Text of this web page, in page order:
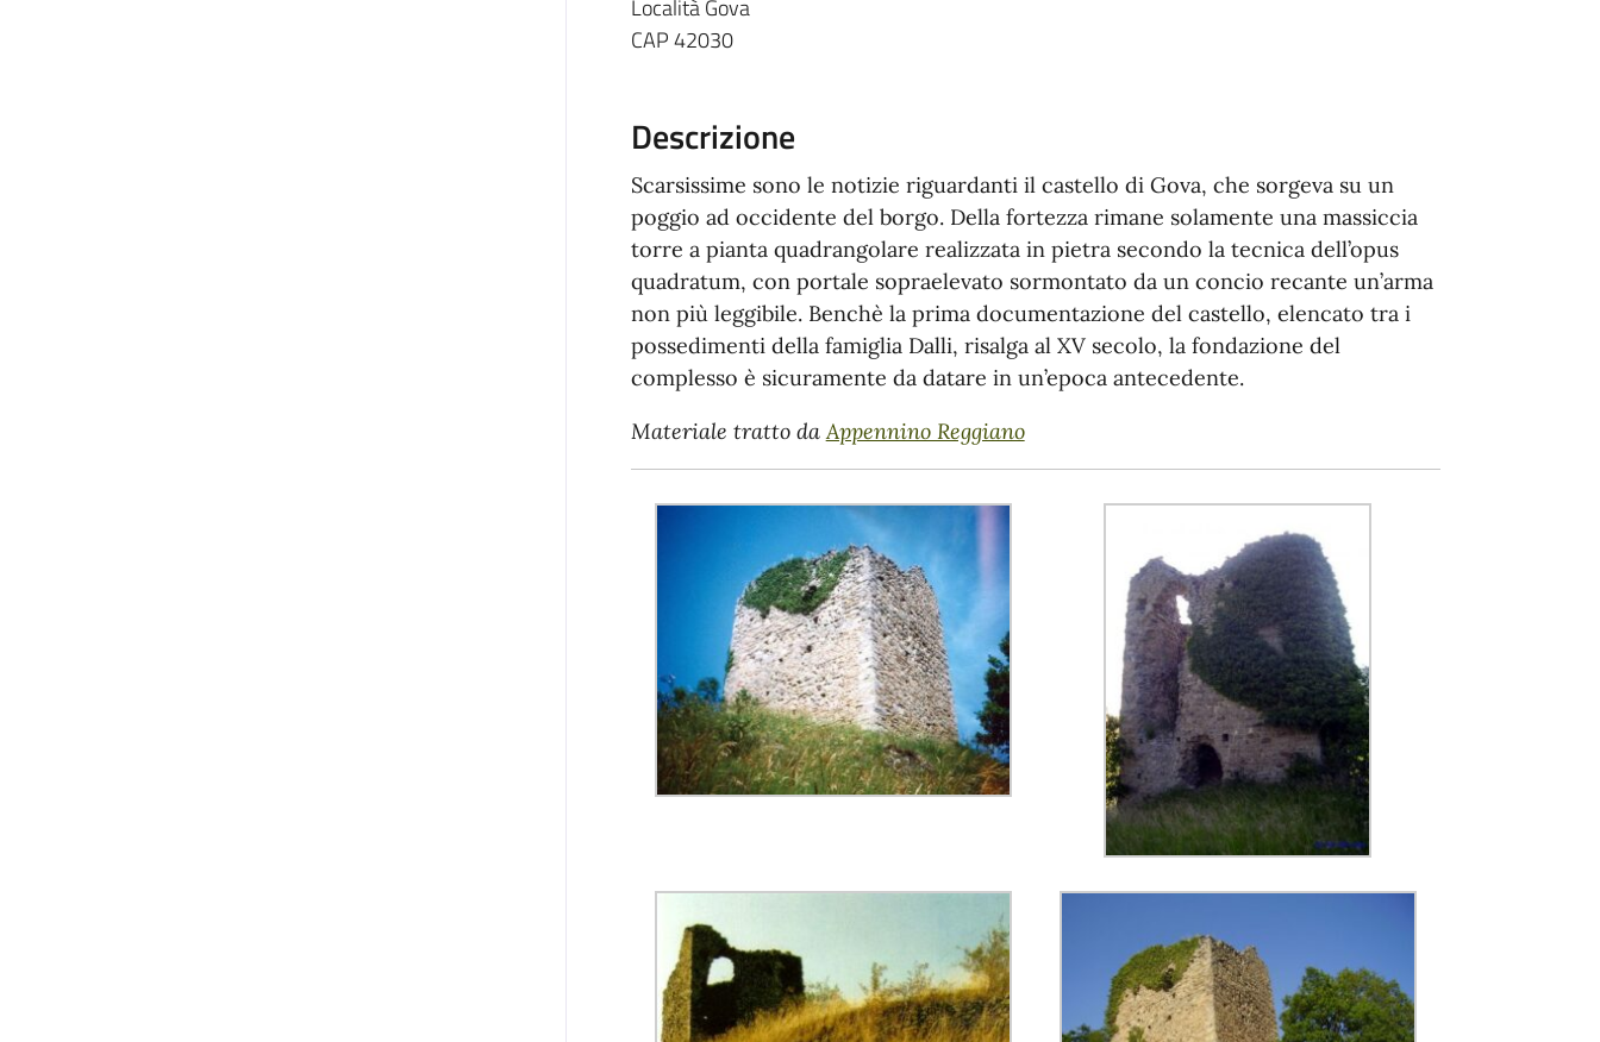
Località Gova
CAP 42030
Descrizione
Scarsissime sono le notizie riguardanti il castello di Gova, che sorgeva su un
poggio ad occidente del borgo. Della fortezza rimane solamente una massiccia
torre a pianta quadrangolare realizzata in pietra secondo la tecnica dell’opus
quadratum, con portale sopraelevato sormontato da un concio recante un’arma
non più leggibile. Benchè la prima documentazione del castello, elencato tra i
possedimenti della famiglia Dalli, risalga al XV secolo, la fondazione del
complesso è sicuramente da datare in un’epoca antecedente.
Materiale tratto daAppennino Reggiano